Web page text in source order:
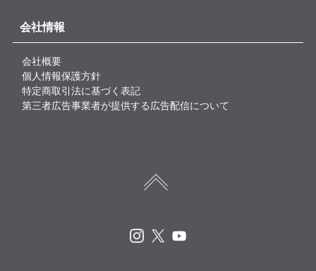
会社情報
会社概要
個人情報保護方針
特定商取引法に基づく表記
第三者広告事業者が提供する広告配信について